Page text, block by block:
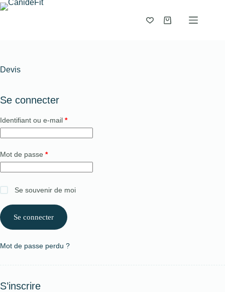
Devis
Se connecter
Identifiant ou e-mail *
Mot de passe *
Se souvenir de moi
Se connecter
Mot de passe perdu ?
S’inscrire